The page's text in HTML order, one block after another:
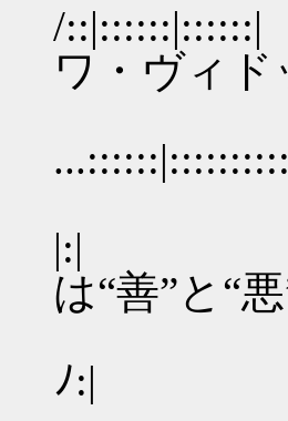
/
ワ・ヴィ
|
|:| とは
は“善”と“悪
ﾉ:|